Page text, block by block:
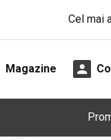
Cel mai
Magazine